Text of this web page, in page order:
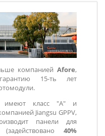
компаниейAfore,
15-ть лет
имеют класс "А" и
Jiangsu GPPV,
панели для
(задействовано40%